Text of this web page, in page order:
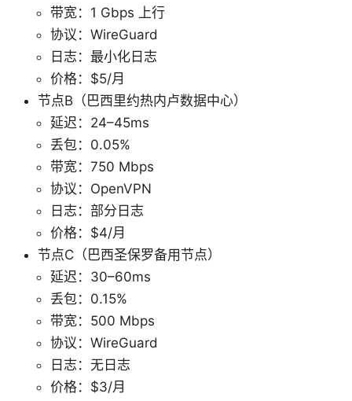
带宽：1 Gbps 上行
协议：WireGuard
日志：最小化日志
价格：$5/月
节点B（巴西里约热内卢数据中心）
延迟：24–45ms
丢包：0.05%
带宽：750 Mbps
协议：OpenVPN
日志：部分日志
价格：$4/月
节点C（巴西圣保罗备用节点）
延迟：30–60ms
丢包：0.15%
带宽：500 Mbps
协议：WireGuard
日志：无日志
价格：$3/月